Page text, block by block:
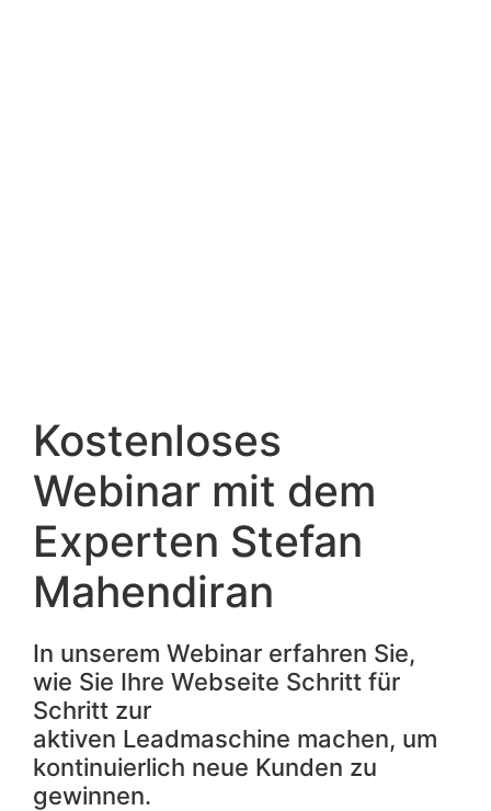
Kostenloses
Webinar mit dem
Experten Stefan
Mahendiran
In unserem Webinar erfahren Sie,
wie Sie Ihre Webseite Schritt für
Schritt zur
aktiven Leadmaschine machen, um
kontinuierlich neue Kunden zu
gewinnen.